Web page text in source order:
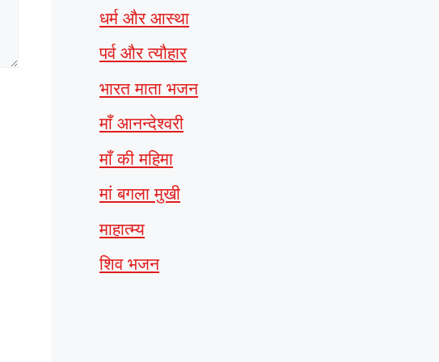
धर्म और आस्था
पर्व और त्यौहार
भारत माता भजन
माँ आनन्देश्वरी
माँ की महिमा
मां बगला मुखी
माहात्म्य
शिव भजन